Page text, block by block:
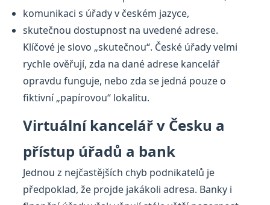
komunikaci s úřady v českém jazyce,
skutečnou dostupnost na uvedené adrese.
Klíčové je slovo „skutečnou“. České úřady velmi
rychle ověřují, zda na dané adrese kancelář
opravdu funguje, nebo zda se jedná pouze o
fiktivní „papírovou“ lokalitu.
Virtuální kancelář v Česku a
přístup úřadů a bank
Jednou z nejčastějších chyb podnikatelů je
předpoklad, že projde jakákoli adresa. Banky i